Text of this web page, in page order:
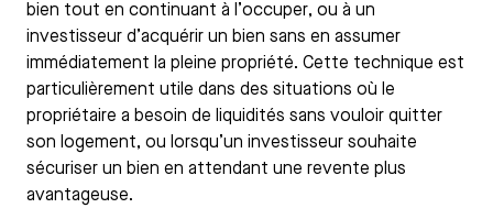
bien tout en continuant à l’occuper, ou à un
investisseur d’acquérir un bien sans en assumer
immédiatement la pleine propriété. Cette technique est
particulièrement utile dans des situations où le
propriétaire a besoin de liquidités sans vouloir quitter
son logement, ou lorsqu’un investisseur souhaite
sécuriser un bien en attendant une revente plus
avantageuse.